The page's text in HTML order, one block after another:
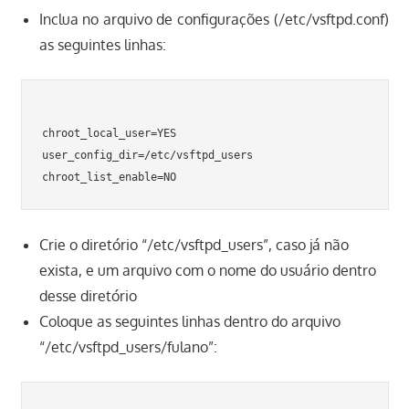
Inclua no arquivo de configurações (/etc/vsftpd.conf)
as seguintes linhas:
chroot_local_user=YES
user_config_dir=/etc/vsftpd_users
Crie o diretório “/etc/vsftpd_users”, caso já não
exista, e um arquivo com o nome do usuário dentro
desse diretório
Coloque as seguintes linhas dentro do arquivo
“/etc/vsftpd_users/fulano”: